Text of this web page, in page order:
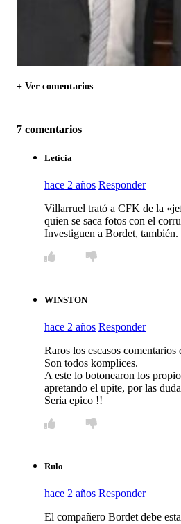
+ Ver comentarios
7 comentarios
Leticia
hace 2 años Responder
Villarruel trató a CFK de la
quien se saca fotos con el
Investiguen a Bordet, también.
WINSTON
hace 2 años Responder
Raros los escasos
Son todos komplices.
A este lo botonearon los
apretando el upite, por las
Seria epico !!
Rulo
hace 2 años Responder
El compañero Bordet debe